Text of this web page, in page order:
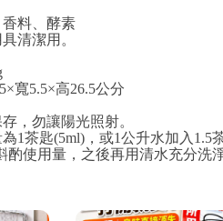
料、酵素
清潔用。
寬5.5×高26.5公分
，勿讓陽光照射。
1茶匙(5ml)，或1公升水加入1.5
酌使用量，之後再用清水充分洗